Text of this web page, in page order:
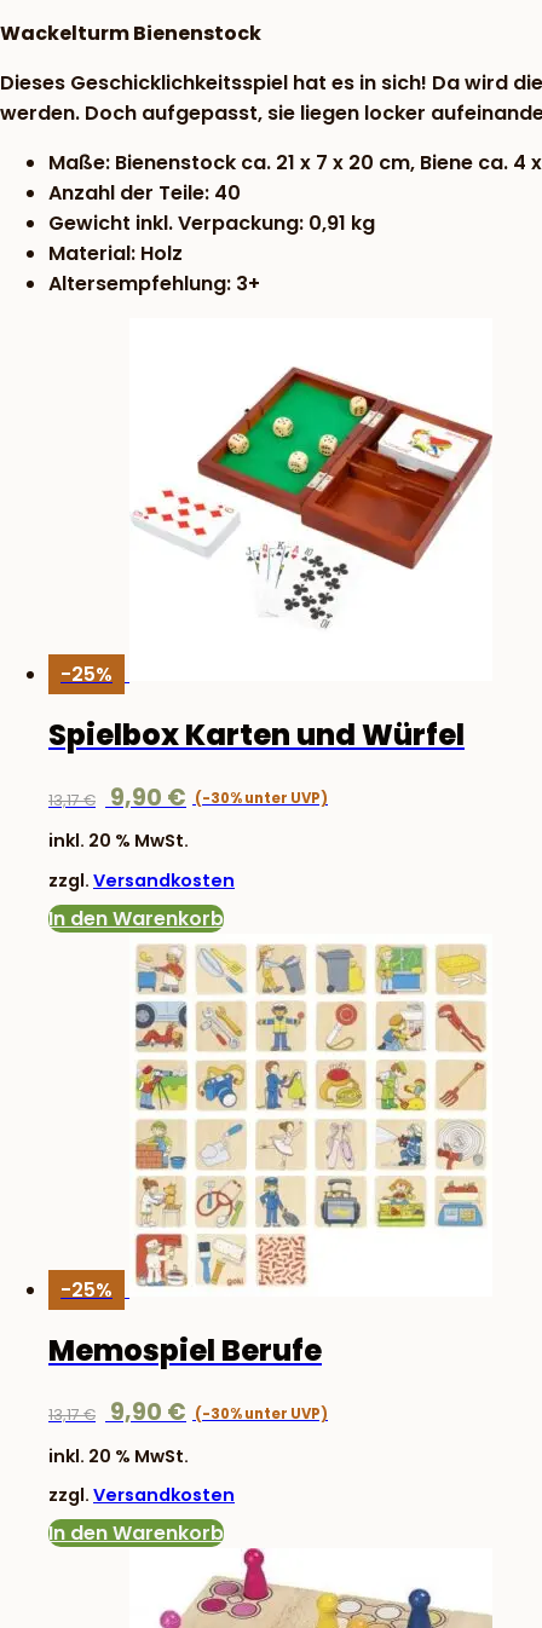
Wackelturm Bienenstock
Dieses Geschicklichkeitsspiel hat es in sich! Da wird
werden. Doch aufgepasst, sie liegen locker
Maße: Bienenstock ca. 21 x 7 x 20 cm, Biene ca. 4
Anzahl der Teile: 40
Gewicht inkl. Verpackung: 0,91 kg
Material: Holz
Altersempfehlung: 3+
-25%
Spielbox Karten und Würfel
13,17€
Ursprünglicher
war:
13,17 €
9,90 €
inkl. 20 % MwSt.
zzgl. Versandkosten
In den Warenkorb
-25%
Memospiel Berufe
13,17€
Ursprünglicher
war:
13,17 €
9,90€
inkl. 20 % MwSt.
zzgl. Versandkosten
In den Warenkorb